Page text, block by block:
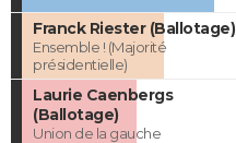
Franck Riester (Ballotage)
Ensemble ! (Majorité
présidentielle)
Laurie Caenbergs
(Ballotage)
Union de la gauche